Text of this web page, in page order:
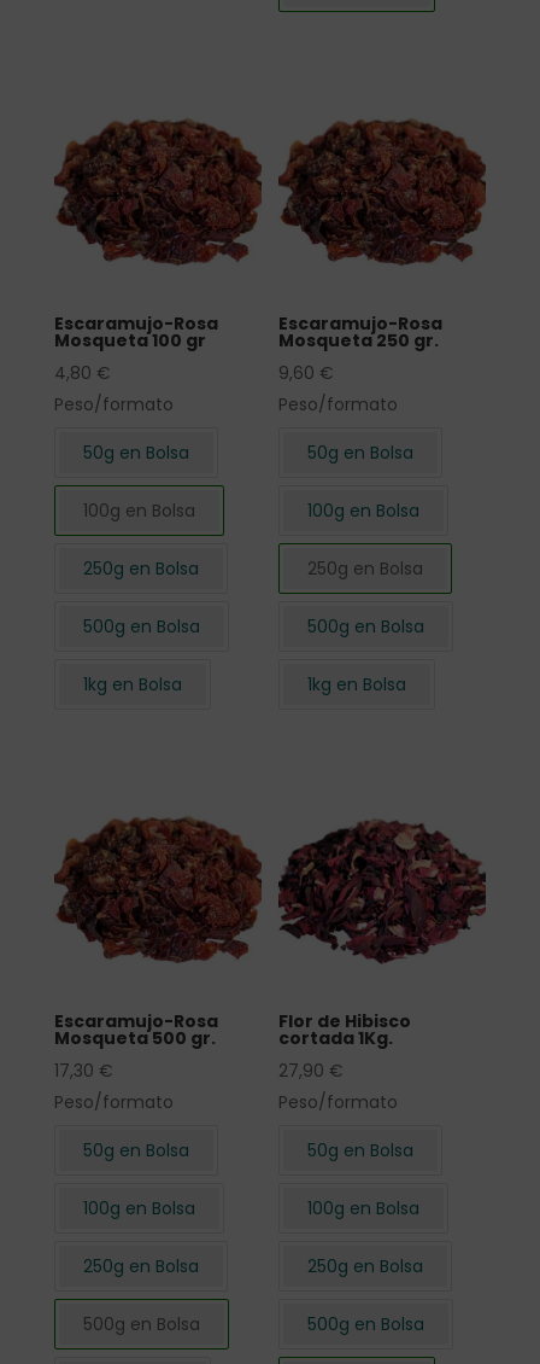
Escaramujo-Rosa
Mosqueta 100 gr
4,80 €
Peso/formato
50g en Bolsa
100g en Bolsa
250g en Bolsa
500g en Bolsa
1kg en Bolsa
Escaramujo-Rosa
Mosqueta 250 gr.
9,60 €
Peso/formato
50g en Bolsa
100g en Bolsa
250g en Bolsa
500g en Bolsa
1kg en Bolsa
Escaramujo-Rosa
Mosqueta 500 gr.
17,30 €
Peso/formato
50g en Bolsa
100g en Bolsa
250g en Bolsa
500g en Bolsa
Flor de Hibisco
cortada 1Kg.
27,90 €
Peso/formato
50g en Bolsa
100g en Bolsa
250g en Bolsa
500g en Bolsa